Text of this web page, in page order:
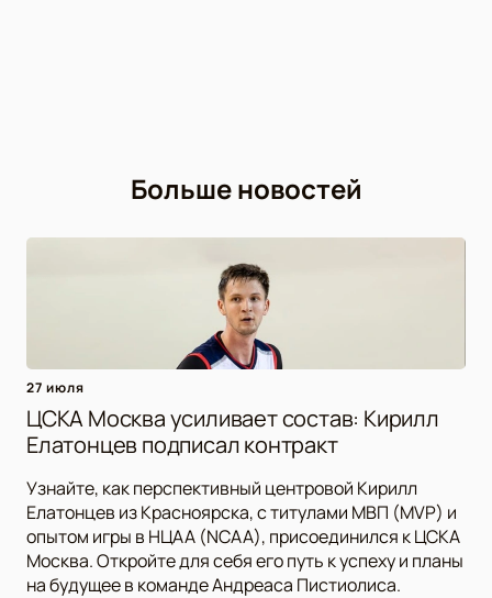
Больше новостей
27 июля
ЦСКА Москва усиливает состав: Кирилл
Елатонцев подписал контракт
Узнайте, как перспективный центровой Кирилл
Елатонцев из Красноярска, с титулами МВП (MVP) и
опытом игры в НЦАА (NCAA), присоединился к ЦСКА
Москва. Откройте для себя его путь к успеху и планы
на будущее в команде Андреаса Пистиолиса.